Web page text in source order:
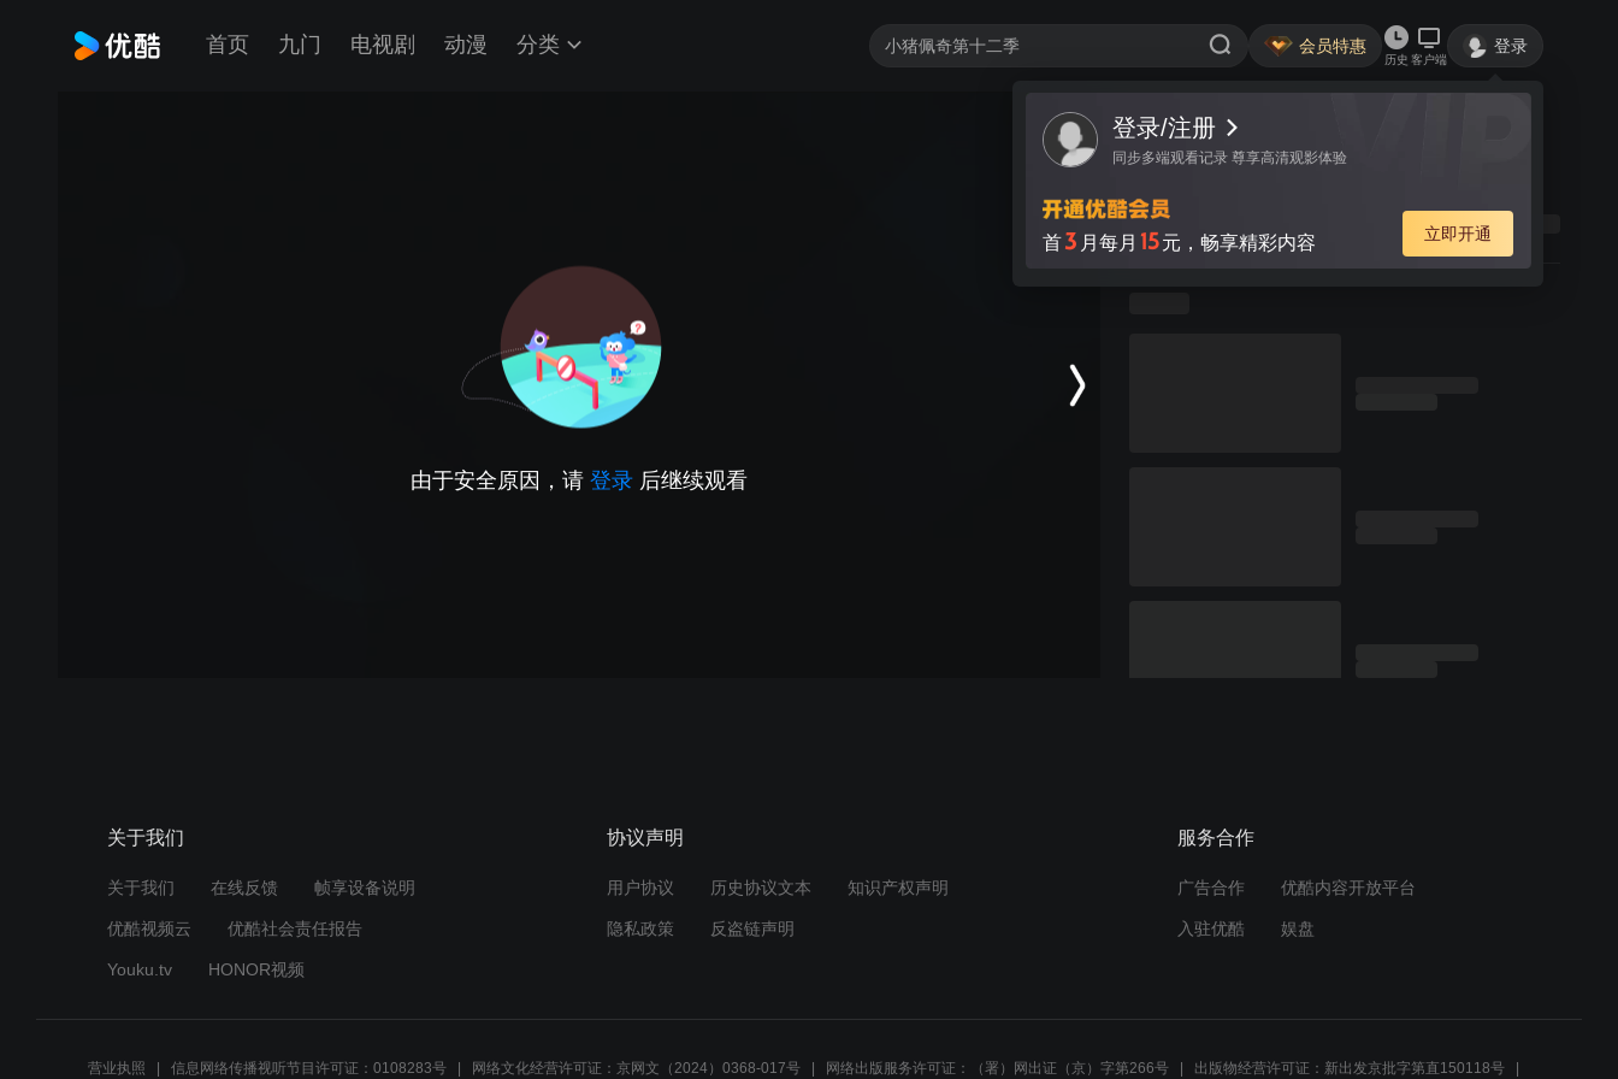
首页 九门 电视剧 动漫 分类 会员特惠
历史 客户端
登录
登录/注册
同步多端观看记录 尊享高清观影体验
首3 月每月 15元，畅享精彩内容 立即开通
由于安全原因，请 登录 后继续观看
关于我们
关于我们 在线反馈 帧享设备说明
优酷视频云 优酷社会责任报告
Youku.tv HONOR视频
协议声明
用户协议 历史协议文本 知识产权声明
隐私政策 反盗链声明
服务合作
广告合作 优酷内容开放平台
入驻优酷 娱盘
营业执照 信息网络传播视听节目许可证：0108283号 网络文化经营许可证：京网文（2024）0368-017号 网络出版服务许可证：（署）网出证（京）字第266号 出版物经营许可证：新出发京批字第直150118号